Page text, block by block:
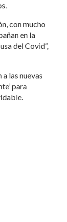
con mucho
en la
del Covid”,
las nuevas
para